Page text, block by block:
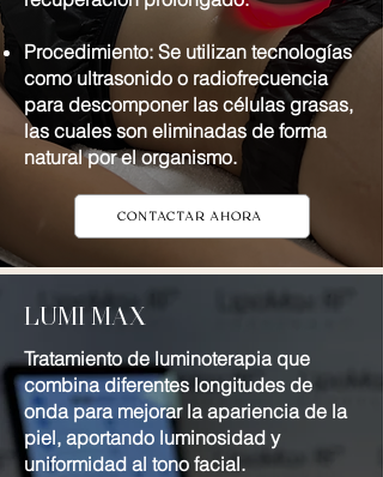
Procedimiento: Se utilizan tecnologías
como ultrasonido o radiofrecuencia
para descomponer las células grasas,
las cuales son eliminadas de forma
natural por el organismo.
CONTACTAR AHORA
LUMI MAX
Tratamiento de luminoterapia que
combina diferentes longitudes de
onda para mejorar la apariencia de la
piel, aportando luminosidad y
uniformidad al tono facial.